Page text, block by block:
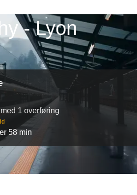
- Lyon
1 overføring
58 min